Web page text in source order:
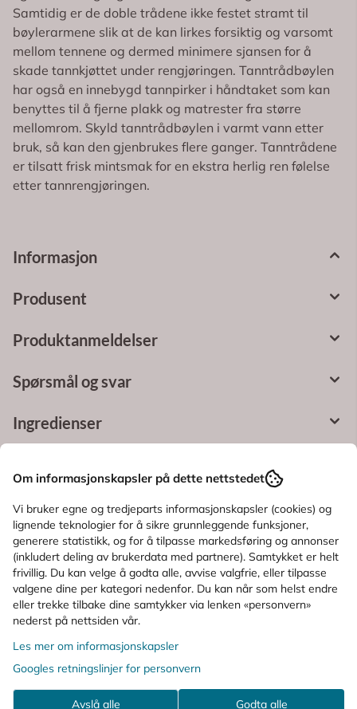
mellom tennene og dermed minimere sjansen for å
skade tannkjøttet under rengjøringen. Tanntrådbøylen
har også en innebygd tannpirker i håndtaket som kan
benyttes til å fjerne plakk og matrester fra større
mellomrom. Skyld tanntrådbøylen i varmt vann etter
bruk, så kan den gjenbrukes flere ganger. Tanntrådene
er tilsatt frisk mintsmak for en ekstra herlig ren følelse
etter tannrengjøringen.
Produsent
Produktanmeldelser
Spørsmål og svar
Ingredienser
KUNDER SOM SÅ PÅ DETTE SÅ OGSÅ
PÅ
Om informasjonskapsler på dette nettstedet
Vi bruker egne og tredjeparts informasjonskapsler (cookies) og
lignende teknologier for å sikre grunnleggende funksjoner,
generere statistikk, og for å tilpasse markedsføring og annonser
(inkludert deling av brukerdata med partnere). Samtykket er helt
frivillig. Du kan velge å godta alle, avvise valgfrie, eller tilpasse
valgene dine per kategori nedenfor. Du kan når som helst endre
eller trekke tilbake dine samtykker via lenken «personvern»
nederst på nettsiden vår.
Les mer om informasjonskapsler
Googles retningslinjer for personvern
Avslå alle Godta alle